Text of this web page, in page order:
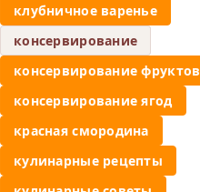
клубничное варенье
консервирование
консервирование фруктов
консервирование ягод
красная смородина
кулинарные рецепты